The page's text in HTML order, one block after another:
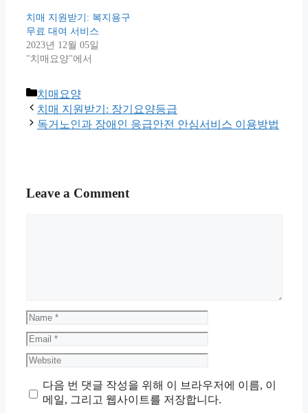
치매 지원받기: 복지용구
무료 대여 서비스
2023년 12월 05일
"치매요양"에서
Categories
치매요양
치매 지원받기: 장기요양등급
독거노인과 장애인 응급안전 안심서비스 이용방법
Leave a Comment
Name
Email
Website
다음 번 댓글 작성을 위해 이 브라우저에 이름, 이
메일, 그리고 웹사이트를 저장합니다.